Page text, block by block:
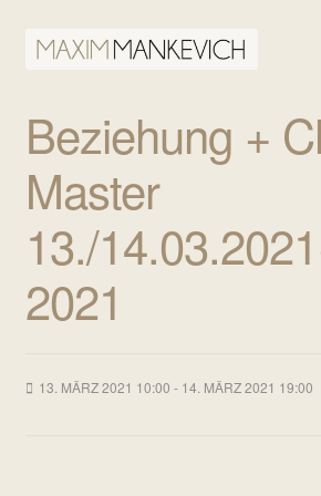
Zur
Zum
Beziehung +
Master
13./
2021
13. MÄRZ 2021 10:00 - 14. MÄRZ 2021 19:00